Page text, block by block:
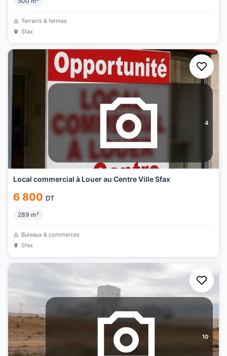
Terrains & fermes
Sfax
4
Local commercial à Louer au Centre Ville Sfax
6 800 DT
289 m²
Bureaux & commerces
Sfax
10